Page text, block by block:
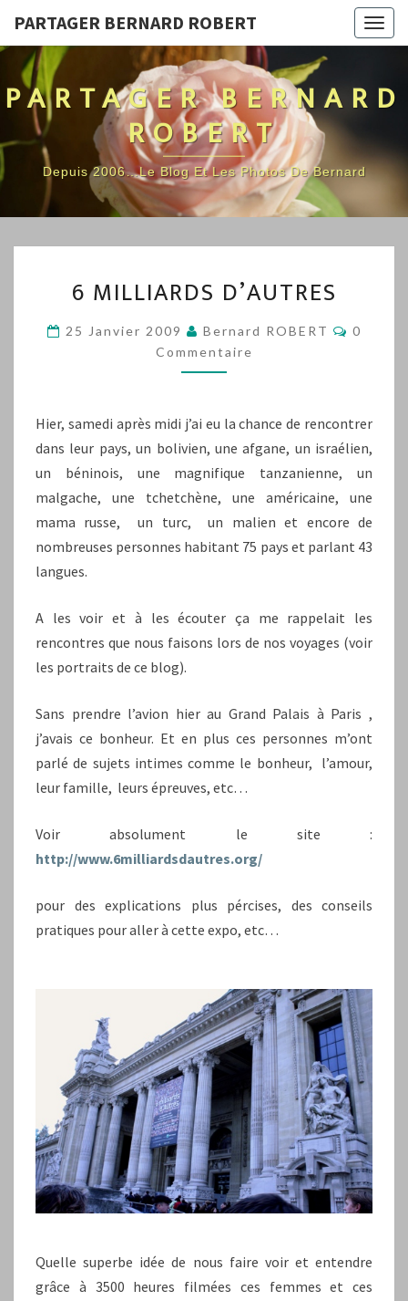
PARTAGER BERNARD ROBERT
PARTAGER BERNARD
ROBERT
Depuis 2006…Le Blog Et Les Photos De Bernard
MILLIARDS
6 MILLIARDS D’AUTRES
25 Janvier 2009 Bernard ROBERT
0
Commentaire
Hier, samedi après midi j’ai eu la chance de rencontrer
dans leur pays, un bolivien, une afgane, un israélien,
un béninois, une magnifique tanzanienne, un
malgache, une tchetchène, une américaine, une
mama russe, un turc, un malien et encore de
nombreuses personnes habitant 75 pays et parlant 43
langues.
A les voir et à les écouter ça me rappelait les
rencontres que nous faisons lors de nos voyages (voir
les portraits de ce blog).
Sans prendre l’avion hier au Grand Palais à Paris ,
j’avais ce bonheur. Et en plus ces personnes m’ont
parlé de sujets intimes comme le bonheur, l’amour,
leur famille, leurs épreuves, etc…
Voir absolument le site :
http://www.6milliardsdautres.org/
pour des explications plus pércises, des conseils
pratiques pour aller à cette expo, etc…
Quelle superbe idée de nous faire voir et entendre
grâce à 3500 heures filmées ces femmes et ces